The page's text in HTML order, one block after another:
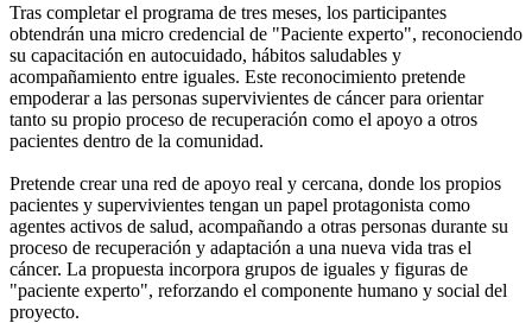
Tras completar el programa de tres meses, los participantes
obtendrán una micro credencial de "Paciente experto", reconociendo
su capacitación en autocuidado, hábitos saludables y
acompañamiento entre iguales. Este reconocimiento pretende
empoderar a las personas supervivientes de cáncer para orientar
tanto su propio proceso de recuperación como el apoyo a otros
pacientes dentro de la comunidad.
Pretende crear una red de apoyo real y cercana, donde los propios
pacientes y supervivientes tengan un papel protagonista como
agentes activos de salud, acompañando a otras personas durante su
proceso de recuperación y adaptación a una nueva vida tras el
cáncer. La propuesta incorpora grupos de iguales y figuras de
"paciente experto", reforzando el componente humano y social del
proyecto.